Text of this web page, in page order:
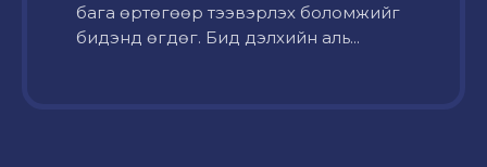
бага өртөгөөр тээвэрлэх боломжийг
бидэнд өгдөг. Бид дэлхийн аль...